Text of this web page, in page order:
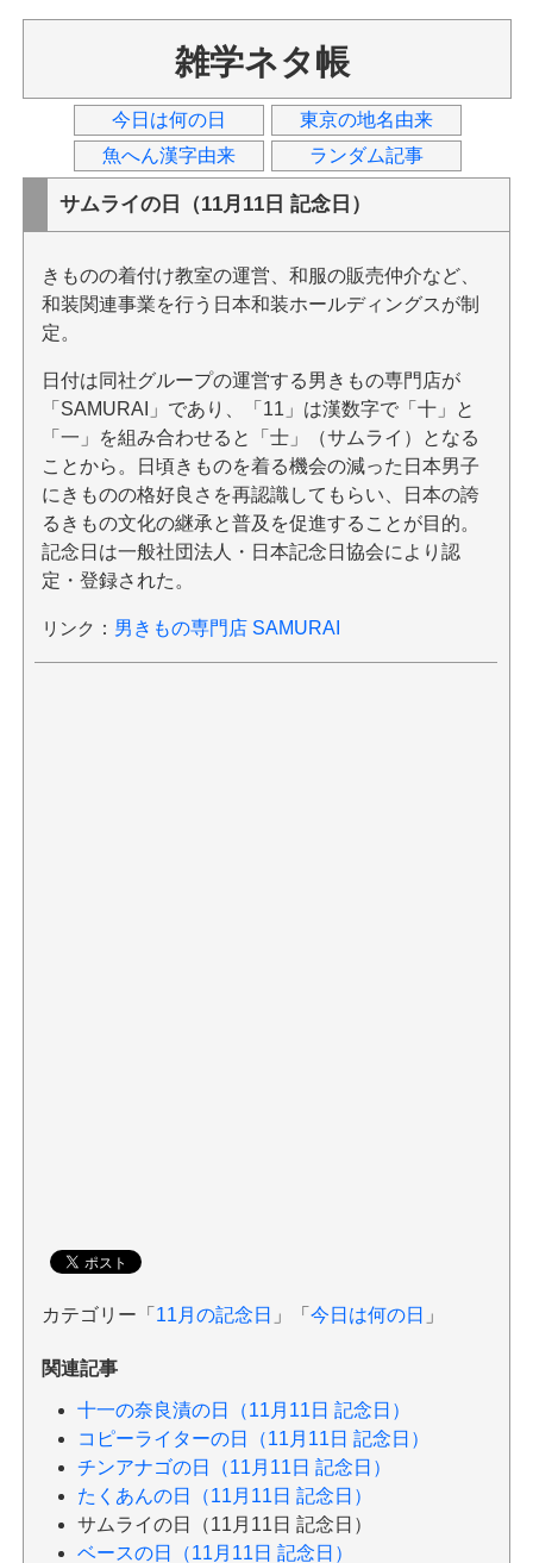
雑学ネタ帳
今日は何の日
東京の地名由来
魚へん漢字由来
ランダム記事
サムライの日（11月11日 記念日）
きものの着付け教室の運営、和服の販売仲介など、
和装関連事業を行う日本和装ホールディングスが制
定。
日付は同社グループの運営する男きもの専門店が
「SAMURAI」であり、「11」は漢数字で「十」と
「一」を組み合わせると「士」（サムライ）となる
ことから。日頃きものを着る機会の減った日本男子
にきものの格好良さを再認識してもらい、日本の誇
るきもの文化の継承と普及を促進することが目的。
記念日は一般社団法人・日本記念日協会により認
定・登録された。
リンク ： 男きもの専門店 SAMURAI
カテゴリー「 11月の記念日 」「 今日は何の日 」
関連記事
十一の奈良漬の日（11月11日 記念日）
コピーライターの日（11月11日 記念日）
チンアナゴの日（11月11日 記念日）
たくあんの日（11月11日 記念日）
サムライの日（11月11日 記念日）
ベースの日（11月11日 記念日）